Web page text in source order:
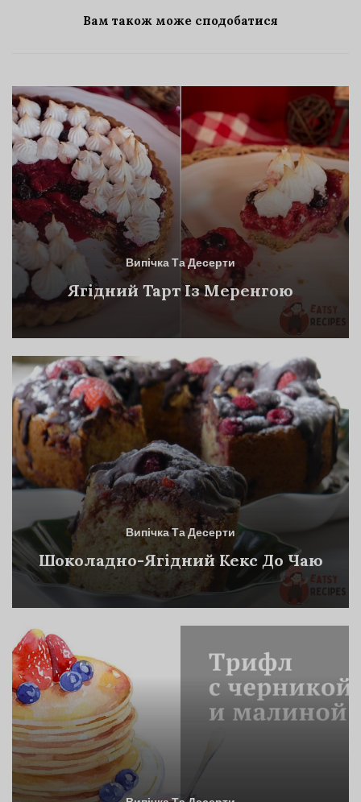
Вам також може сподобатися
Випічка Та Десерти
Ягідний Тарт Із Меренгою
Випічка Та Десерти
Шоколадно-Ягідний Кекс До Чаю